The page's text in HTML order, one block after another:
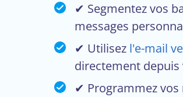
✔ Segmentez vos
messages
✔ Utilisez l'e-mail
directement
✔ Programmez vos